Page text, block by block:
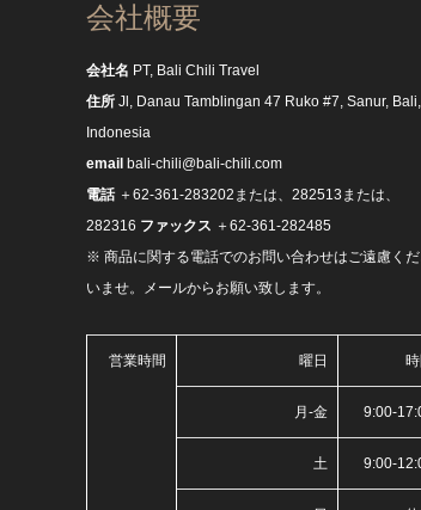
会社概要
会社名 PT, Bali Chili Travel
住所 Jl, Danau Tamblingan 47 Ruko #7, Sanur, Bali,
Indonesia
email bali-chili@bali-chili.com
電話＋62-361-283202または、282513または、
282316 ファックス ＋62-361-282485
※ 商品に関する電話でのお問い合わせはご遠慮くだ
いませ。メールからお願い致します。
営業時間 曜日
月-金 9:00-
土 9:00-